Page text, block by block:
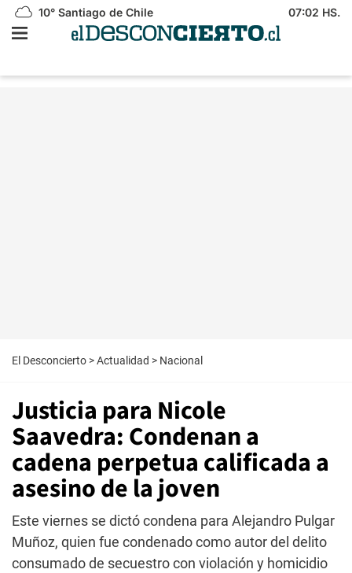
10° Santiago de Chile 07:02 HS.
El Desconcierto >Actualidad > Nacional
Justicia para Nicole
Saavedra: Condenan a
cadena perpetua calificada a
asesino de la joven
Este viernes se dictó condena para Alejandro Pulgar
Muñoz, quien fue condenado como autor del delito
consumado de secuestro con violación y homicidio